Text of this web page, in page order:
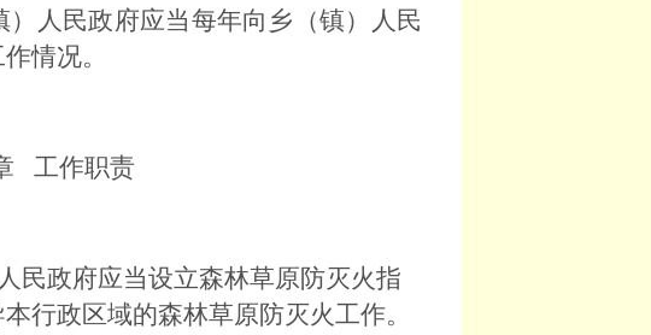
人民政府应当每年向乡（镇）人民
情况。
工作职责
民政府应当设立森林草原防灭火指
行政区域的森林草原防灭火工作。